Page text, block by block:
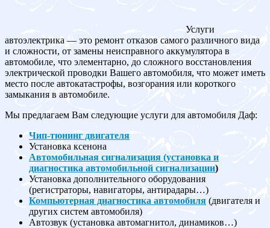
Услуги
автоэлектрика — это ремонт отказов самого различного вида
и сложности, от замены неисправного аккумулятора в
автомобиле, что элементарно, до сложного восстановления
электрической проводки Вашего автомобиля, что может иметь
место после автокатастрофы, возгорания или короткого
замыкания в автомобиле.
Мы предлагаем Вам следующие услуги для автомобиля Даф:
Чип-тюнинг двигателя
Установка ксенона
Автомобильная сигнализация (установка и
диагностика автомобильной сигнализации)
Установка дополнительного оборудования
(регистраторы, навигаторы, антирадары…)
Компьютерная диагностика автомобиля (двигателя и
других систем автомобиля)
Автозвук (установка автомагнитол, динамиков…)